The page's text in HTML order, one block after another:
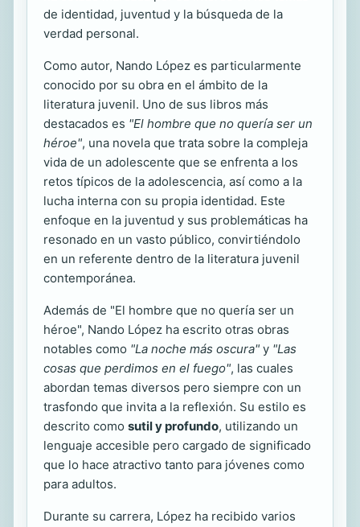
de identidad, juventud y la búsqueda de la
verdad personal.
Como autor, Nando López es particularmente
conocido por su obra en el ámbito de la
literatura juvenil. Uno de sus libros más
destacados es "El hombre que no quería ser un
héroe", una novela que trata sobre la compleja
vida de un adolescente que se enfrenta a los
retos típicos de la adolescencia, así como a la
lucha interna con su propia identidad. Este
enfoque en la juventud y sus problemáticas ha
resonado en un vasto público, convirtiéndolo
en un referente dentro de la literatura juvenil
contemporánea.
Además de "El hombre que no quería ser un
héroe", Nando López ha escrito otras obras
notables como "La noche más oscura" y "Las
cosas que perdimos en el fuego", las cuales
abordan temas diversos pero siempre con un
trasfondo que invita a la reflexión. Su estilo es
descrito como sutil y profundo, utilizando un
lenguaje accesible pero cargado de significado
que lo hace atractivo tanto para jóvenes como
para adultos.
Durante su carrera, López ha recibido varios